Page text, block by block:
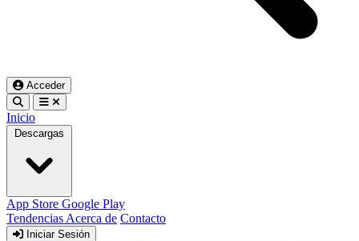
Acceder
Inicio
Descargas
App Store Google Play
Tendencias Acerca de Contacto
Iniciar Sesión